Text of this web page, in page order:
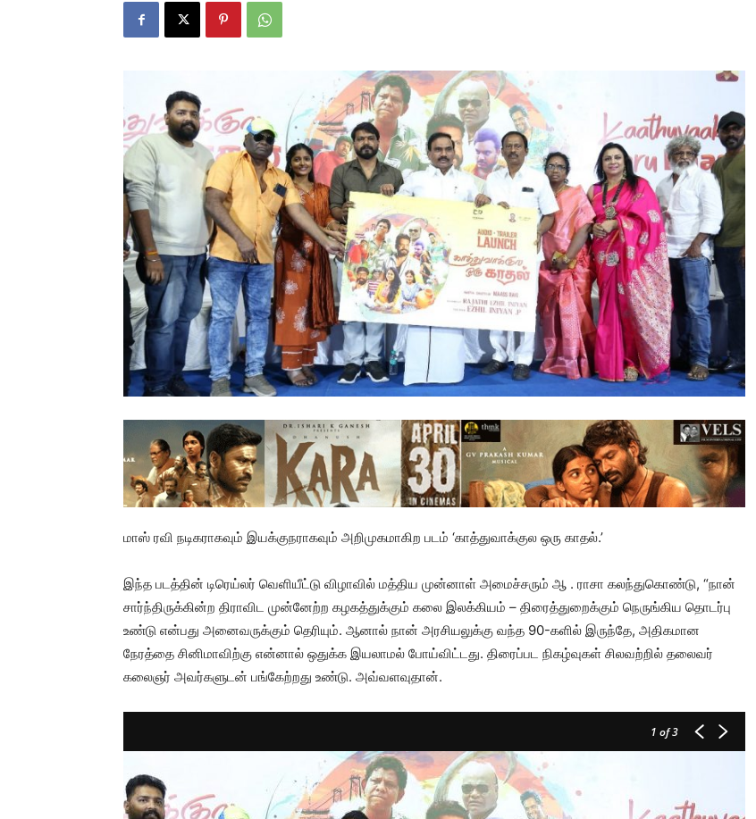
மாஸ் ரவி நடிகராகவும் இயக்குநராகவும் அறிமுகமாகிற படம் ‘காத்துவாக்குல ஒரு காதல்.’
இந்த படத்தின் டிரெய்லர் வெளியீட்டு விழாவில் மத்திய முன்னாள் அமைச்சரும் ஆ . ராசா கலந்துகொண்டு, “நான்
சார்ந்திருக்கின்ற திராவிட முன்னேற்ற கழகத்துக்கும் கலை இலக்கியம் – திரைத்துறைக்கும் நெருங்கிய தொடர்பு
உண்டு என்பது அனைவருக்கும் தெரியும். ஆனால் நான் அரசியலுக்கு வந்த 90-களில் இருந்தே, அதிகமான
நேரத்தை சினிமாவிற்கு என்னால் ஒதுக்க இயலாமல் போய்விட்டது. திரைப்பட நிகழ்வுகள் சிலவற்றில் தலைவர்
கலைஞர் அவர்களுடன் பங்கேற்றது உண்டு. அவ்வளவுதான்.
1 of 3